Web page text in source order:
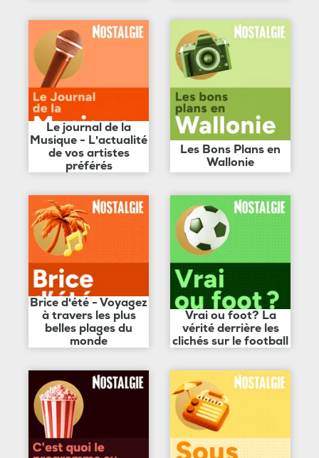
Le journal de la
Musique - L'actualité
de vos artistes
préférés
Les Bons Plans en
Wallonie
Brice d'été - Voyagez
à travers les plus
belles plages du
monde
Vrai ou foot? La
vérité derrière les
clichés sur le football